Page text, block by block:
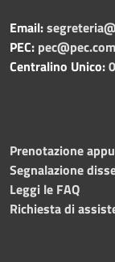
Email:
PEC:
Centralino Unico:
Prenotazione
Segnalazione
Leggi le FAQ
Richiesta di